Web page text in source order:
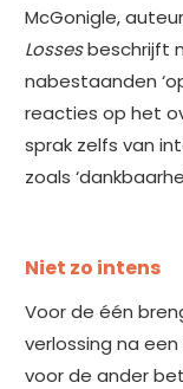
McGonigle,
Lossesbeschrijft
nabestaanden
reacties op het
sprak zelfs van
zoals
Niet zo intens
Voor de één
verlossing na
voor de ander